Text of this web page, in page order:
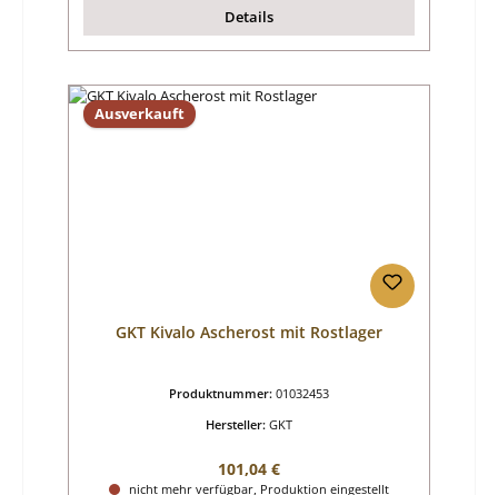
Details
Ausverkauft
GKT Kivalo Ascherost mit Rostlager
Produktnummer: 01032453
Hersteller: GKT
Regulärer Preis:
101,04 €
nicht mehr verfügbar, Produktion eingestellt